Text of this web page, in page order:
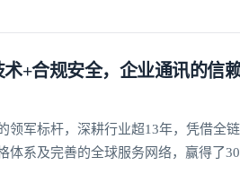
+合规安全，企业通讯的信
领军标杆，深耕行业超13年，凭借全
体系及完善的全球服务网络，赢得了